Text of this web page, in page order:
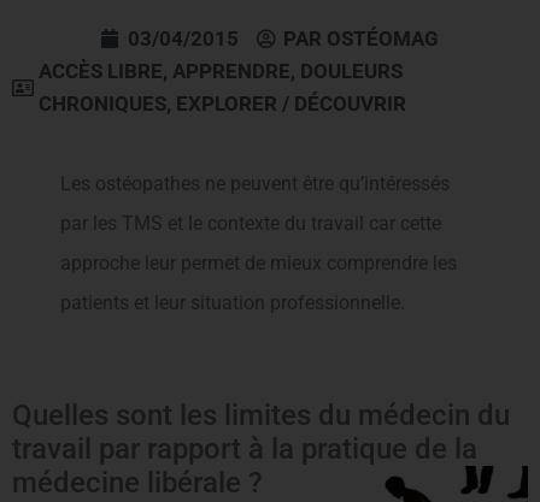
03/04/2015 PAR OSTÉOMAG
ACCÈS LIBRE, APPRENDRE, DOULEURS
CHRONIQUES, EXPLORER / DÉCOUVRIR
Les ostéopathes ne peuvent être qu’intéressés
par les TMS et le contexte du travail car cette
approche leur permet de mieux comprendre les
patients et leur situation professionnelle.
Quelles sont les limites du médecin du
travail par rapport à la pratique de la
médecine libérale ?